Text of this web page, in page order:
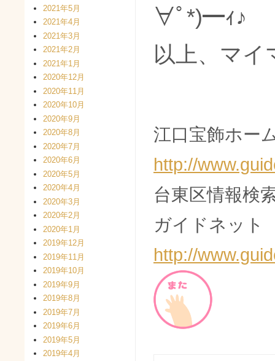
∀ﾟ*)━ｨ♪
以上、マイ
江口宝飾ホー
http://
台東区情報検
ガイドネット
http://
2021年5月
2021年4月
2021年3月
2021年2月
2021年1月
2020年12月
2020年11月
2020年10月
2020年9月
2020年8月
2020年7月
2020年6月
2020年5月
2020年4月
2020年3月
2020年2月
2020年1月
2019年12月
2019年11月
2019年10月
2019年9月
2019年8月
2019年7月
2019年6月
2019年5月
2019年4月